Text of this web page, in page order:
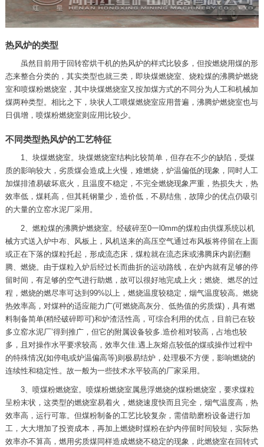
热风炉的类型
虽然目前用于回转窑烘干机的热风炉的样式比较多，但按燃烧用煤的形
态来整合分类的，其实类型也就三类，即块煤燃烧室、烧粒煤的沸腾炉燃烧
室和喷煤粉燃烧室，其中块煤燃烧室又按加煤方式的不同分为人工和机械加
煤两种类型。相比之下，块状人工喂煤燃烧室应用普遍，沸腾炉燃烧室也与
日俱增，喷煤粉燃烧室则应用比较少。
不同类型热风炉的工艺特征
1、块煤燃烧室。块煤燃烧室结构比较简单，但存在不少的缺陷，受煤
质的影响较大，劣质煤会造成上火慢，难燃烧，炉温偏低的现象，同时人工
加煤排渣易破坏底火，且温度不稳定，不完全燃烧现象严重，热损失大，热
效率低，煤耗高，但其耗钢量少，造价低，不易结焦，故障少的优点仍吸引
的大量的立窑水泥厂采用。
2、燃粒煤的沸腾炉燃烧室。经破碎至0一l0mm的煤粒由供煤系统以机
械方式送入炉中布、风板上，风机送来的高压空气通过布风板将停留在上面
或正在下落的煤粒托起，形成流态床，煤粒就在流态床或沸腾床内剧烈翻
腾、燃烧。由于煤粒入炉后经过长而曲折的运动路线，在炉内就有足够的停
留时间，有足够的空气进行助燃，故可以很好地完成上火；燃烧、燃尽的过
程，燃烧的燃尽率可达到99%以上，燃烧温度较稳定，烟气温度较高。燃烧
热效率高，对煤种的适应能力广(可燃烧高灰分、低热值的劣质煤)，具有燃
料制备简单(稍经破碎即可)和炉渣活性高，可综合利用的优点，目前已在较
多立窑水泥厂’得到推广，但它的附属设备较多.造价相对较高，占地也较
多，且对操作水平要求较高，效率欠佳.遇上灰熔点较低的煤或操作过程中
的特殊情况(如停电或炉温偏高等)则极易结炉，处理极不方便，影响燃烧的
连续性和稳定性。故一般为一些技术水平较高的厂家采用。
3、喷煤粉燃烧室。喷煤粉燃烧室属悬浮燃烧的煤粉燃烧室，要求煤粒
呈粉末状，这类型的燃烧室易着火，燃烧速度快而且完全，烟气温度高，热
效率高，运行可靠。但煤粉制备的工艺比较复杂，需借助磨粉设备进行加
工，大大增加了投资成本，再加上燃烧时煤粉在炉内停留时间较短，实际热
效率亦不算高，燃用劣质煤同样造成燃烧不稳定的现象，此燃烧室在回转式